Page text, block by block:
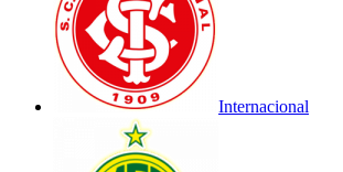
Internacional